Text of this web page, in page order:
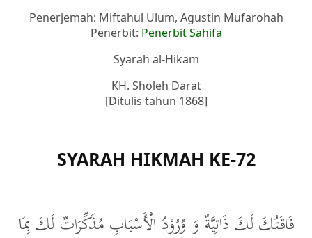
Penerjemah: Miftahul Ulum, Agustin Mufarohah
Penerbit: Penerbit Sahifa
Syarah al-Hikam
KH. Sholeh Darat
[Ditulis tahun 1868]
SYARAH HIKMAH KE-72
فَاقَتُكَ لَكَ ذَاتِيَّةٌ وَ وُرُوْدُ الْأَسْبَابِ مُذَكِّرَاتٌ لَكَ بِمَا